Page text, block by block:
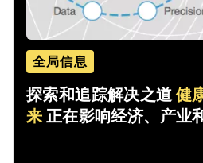
全局信息
探索和追踪解决之道健
来 正在影响经济、产业